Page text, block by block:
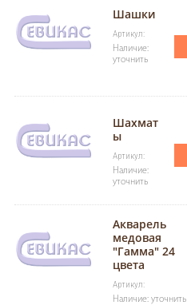
Шашки
Артикул:
Наличие:
уточнить
Шахмат
ы
Артикул:
Наличие:
уточнить
Акварель
медовая
"Гамма" 24
цвета
Артикул:
Наличие: уточнить